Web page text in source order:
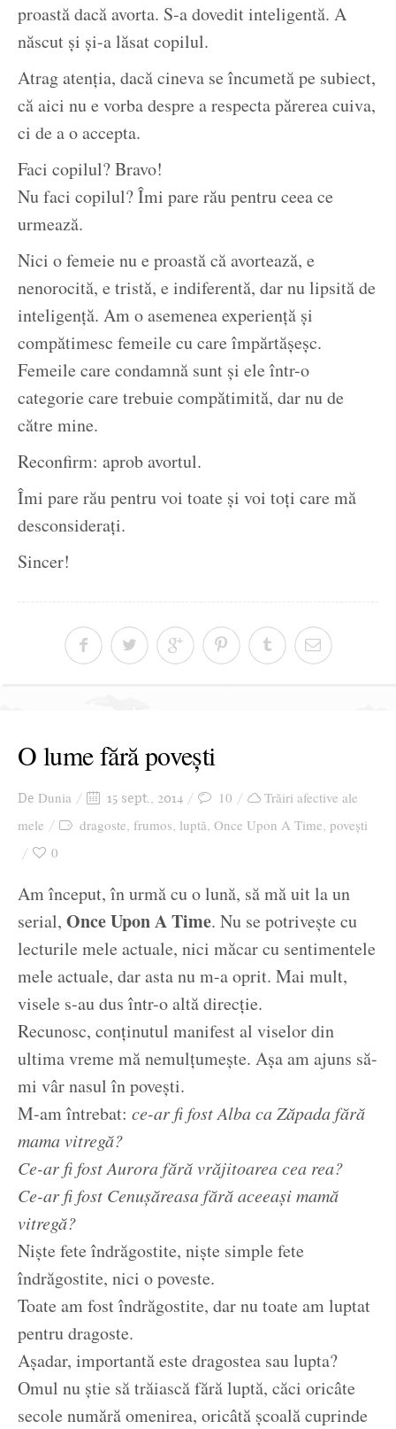
proastă dacă avorta. S-a dovedit inteligentă. A
născut și și-a lăsat copilul.
Atrag atenția, dacă cineva se încumetă pe subiect,
că aici nu e vorba despre a respecta părerea cuiva,
ci de a o accepta.
Faci copilul? Bravo!
Nu faci copilul? Îmi pare rău pentru ceea ce
urmează.
Nici o femeie nu e proastă că avortează, e
nenorocită, e tristă, e indiferentă, dar nu lipsită de
inteligență. Am o asemenea experiență și
compătimesc femeile cu care împărtășeșc.
Femeile care condamnă sunt și ele într-o
categorie care trebuie compătimită, dar nu de
către mine.
Reconfirm: aprob avortul.
Îmi pare rău pentru voi toate și voi toți care mă
desconsiderați.
Sincer!
O lume fără povești
De Dunia 15 sept., 2014 10
Trăiri afective ale
mele
dragoste frumos luptă Once Upon A Time povești
0
Am început, în urmă cu o lună, să mă uit la un
serial, Once Upon A Time. Nu se potrivește cu
lecturile mele actuale, nici măcar cu sentimentele
mele actuale, dar asta nu m-a oprit. Mai mult,
visele s-au dus într-o altă direcție.
Recunosc, conținutul manifest al viselor din
ultima vreme mă nemulțumește. Așa am ajuns să-
mi vâr nasul în povești.
M-am întrebat: ce-ar fi fost Alba ca Zăpada fără
mama vitregă?
Ce-ar fi fost Aurora fără vrăjitoarea cea rea?
Ce-ar fi fost Cenușăreasa fără aceeași mamă
vitregă?
Niște fete îndrăgostite, niște simple fete
îndrăgostite, nici o poveste.
Toate am fost îndrăgostite, dar nu toate am luptat
pentru dragoste.
Așadar, importantă este dragostea sau lupta?
Omul nu știe să trăiască fără luptă, căci oricâte
secole numără omenirea, oricâtă școală cuprinde